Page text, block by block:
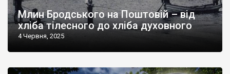
Млин Бродського на Поштовій – від
хліба тілесного до хліба духовного
4 Червня, 2025